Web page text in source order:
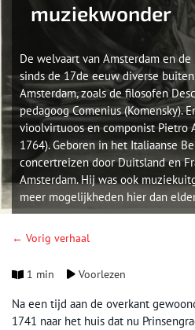
muziekwonder
De welvaart van Amsterdam en
sinds de 17de eeuw diverse
Amsterdam, zoals de filosofen
pedagoog Comenius (Komensky).
vioolvirtuoos en componist Pietro
1764). Geboren in het Italiaanse
concertreizen door Duitsland en
Amsterdam. Hij was ook
meer mogelijkheden hier dan
← Vorig verhaal
1 min Voorlezen
Na een tijd aan de overkant
1741 naar het huis dat nu